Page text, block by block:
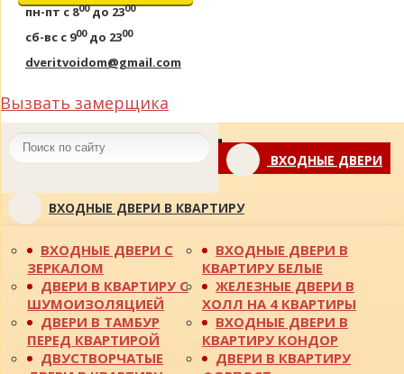
пн-пт с 800до 2300
сб-вс с 900до 2300
dveritvoidom@gmail.com
Вызвать замерщика
Toggle
navigationВХОДНЫЕ ДВЕРИ
ВХОДНЫЕ ДВЕРИ В КВАРТИРУ
ВХОДНЫЕ ДВЕРИ С
ЗЕРКАЛОМ
ДВЕРИ В КВАРТИРУ С
ШУМОИЗОЛЯЦИЕЙ
ДВЕРИ В ТАМБУР
ПЕРЕД КВАРТИРОЙ
ДВУСТВОРЧАТЫЕ
ВХОДНЫЕ ДВЕРИ В
КВАРТИРУ БЕЛЫЕ
ЖЕЛЕЗНЫЕ ДВЕРИ В
ХОЛЛ НА 4 КВАРТИРЫ
ВХОДНЫЕ ДВЕРИ В
КВАРТИРУ КОНДОР
ДВЕРИ В КВАРТИРУ